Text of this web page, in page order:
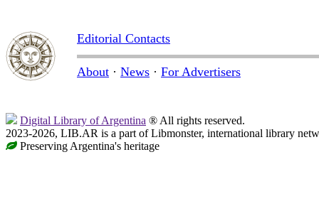
Editorial Contacts
About · News · For Advertisers
Digital Library of Argentina ® All rights reserved.
2023-2026, LIB.AR is a part of Libmonster, international library
Preserving Argentina's heritage